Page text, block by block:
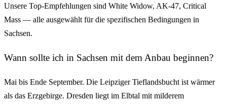
Unsere Top-Empfehlungen sind White Widow, AK-47, Critical
Mass — alle ausgewählt für die spezifischen Bedingungen in
Sachsen.
Wann sollte ich in Sachsen mit dem Anbau beginnen?
Mai bis Ende September. Die Leipziger Tieflandsbucht ist wärmer
als das Erzgebirge. Dresden liegt im Elbtal mit milderem